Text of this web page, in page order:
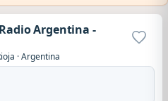
Argentina -
·Argentina